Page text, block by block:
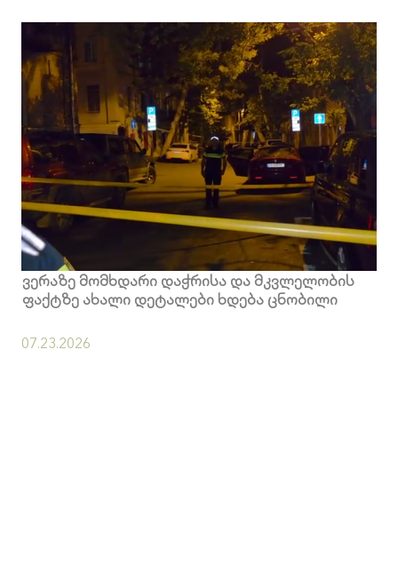
ვერაზე მომხდარი დაჭრისა და მკვლელობის
ფაქტზე ახალი დეტალები ხდება ცნობილი
07.23.2026